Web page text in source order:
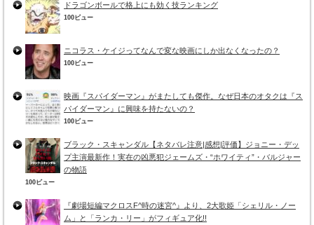
ドラゴンボールで格上にも効く技ランキング
100ビュー
ニコラス・ケイジってなんで変な映画にしか出なくなったの？
100ビュー
映画『スパイダーマン』がまたしても傑作。なぜ日本のオタクは『ス
パイダーマン』に興味を持たないの？
100ビュー
ブラック・スキャンダル【ネタバレ注意|感想|評価】ジョニー・デッ
プ主演最新作！実在の凶悪犯ジェームズ・“ホワイティ”・バルジャー
の物語
100ビュー
『劇場短編マクロスF^時の迷宮^』より、2大歌姫「シェリル・ノー
ム」と「ランカ・リー」がフィギュア化!!